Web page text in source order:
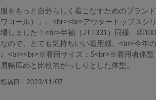
服をもっと自分らしく着こなすためのブラン
ワコール）」。<br><br>アウタートップスシ
場しました！<br>半袖（JTT331）同様、綿
なので、とても気持ちいい着用感。<br>今年
♩<br><br>※着用サイズ：5<br>※着用者体型
肩幅広めと比較的がっしりとした体型。
投稿日： 2023/11/07